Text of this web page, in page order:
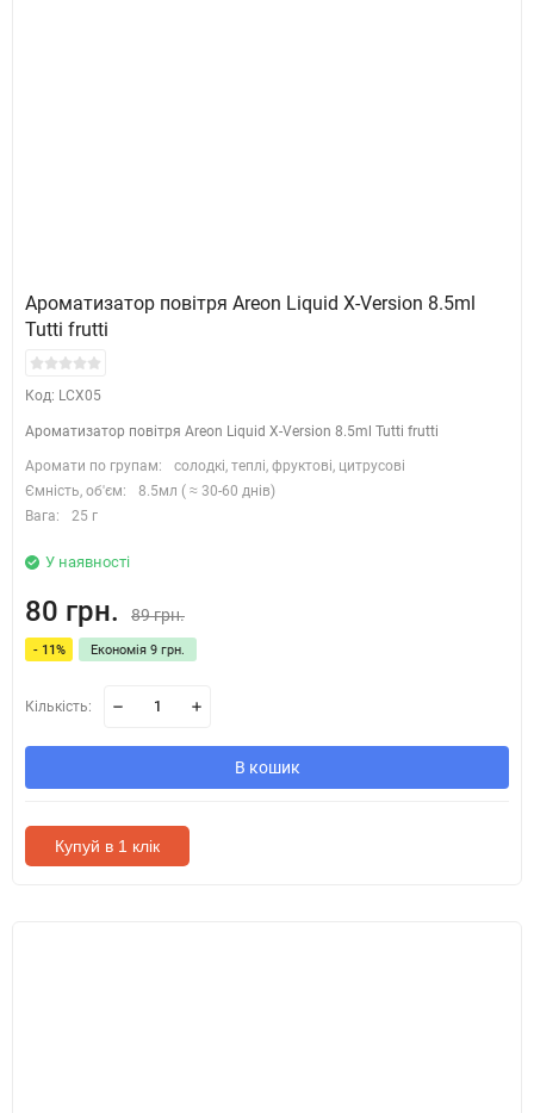
Ароматизатор повітря Areon Liquid X-Version 8.5ml
Tutti frutti
Код: LCX05
Ароматизатор повітря Areon Liquid X-Version 8.5ml Tutti frutti
Аромати по групам:
солодкі, теплі, фруктові, цитрусові
Ємність, об'єм:
8.5мл ( ≈ 30-60 днів)
Вага:
25 г
У наявності
80 грн. 89 грн.
- 11% Економія 9 грн.
Кількість:
В кошик
Купуй в 1 клік